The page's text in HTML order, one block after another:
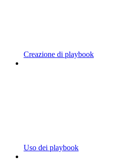
Creazione di playbook
Uso dei playbook